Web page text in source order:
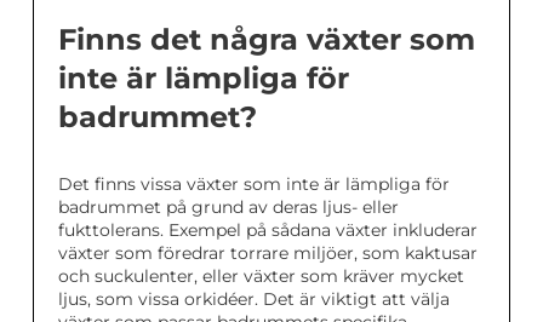
Finns det några växter som
inte är lämpliga för
badrummet?
Det finns vissa växter som inte är lämpliga för
badrummet på grund av deras ljus- eller
fukttolerans. Exempel på sådana växter inkluderar
växter som föredrar torrare miljöer, som kaktusar
och suckulenter, eller växter som kräver mycket
ljus, som vissa orkidéer. Det är viktigt att välja